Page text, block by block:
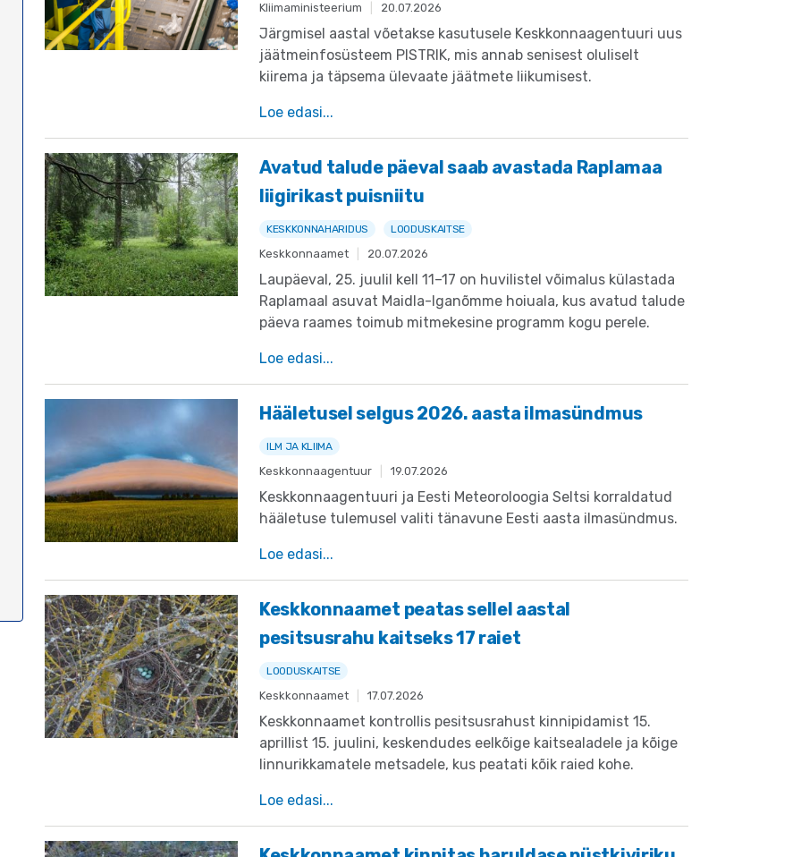
Kliimaministeerium 20.07.2026
Järgmisel aastal võetakse kasutusele Keskkonnaagentuuri uus
jäätmeinfosüsteem PISTRIK, mis annab senisest oluliselt
kiirema ja täpsema ülevaate jäätmete liikumisest.
Loe edasi...
Avatud talude päeval saab avastada Raplamaa
liigirikast puisniitu
KESKKONNAHARIDUS LOODUSKAITSE
Keskkonnaamet 20.07.2026
Laupäeval, 25. juulil kell 11–17 on huvilistel võimalus külastada
Raplamaal asuvat Maidla-Iganõmme hoiuala, kus avatud talude
päeva raames toimub mitmekesine programm kogu perele.
Loe edasi...
Hääletusel selgus 2026. aasta ilmasündmus
ILM JA KLIIMA
Keskkonnaagentuur 19.07.2026
Keskkonnaagentuuri ja Eesti Meteoroloogia Seltsi korraldatud
hääletuse tulemusel valiti tänavune Eesti aasta ilmasündmus.
Loe edasi...
Keskkonnaamet peatas sellel aastal
pesitsusrahu kaitseks 17 raiet
LOODUSKAITSE
Keskkonnaamet 17.07.2026
Keskkonnaamet kontrollis pesitsusrahust kinnipidamist 15.
aprillist 15. juulini, keskendudes eelkõige kaitsealadele ja kõige
linnurikkamatele metsadele, kus peatati kõik raied kohe.
Loe edasi...